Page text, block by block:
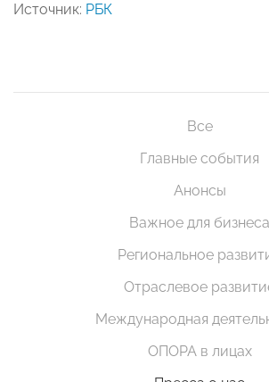
Источник: РБК
Все
Главные события
Анонсы
Важное для бизнеса
Региональное
Отраслевое
Международная
ОПОРА в лицах